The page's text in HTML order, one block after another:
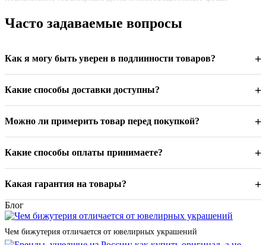
любого случая. Каждое изделие в нашем каталоге — это
оригинальная продукция с официальной гарантией
Швейцарские часы — эталон точности
В нашем каталоге представлены швейцарские бренды с
вековой историей: Aerowatch ,Philip Watch, Marvin, Auguste
Reymond, ,Victorinox и Wenger. От классических моделей с
автоматическими механизмами до инновационных
хронографов — каждые швейцарские часы проходят
сертификацию и поставляются напрямую от производителей.
Мы предлагаем как доступные модели для первого знакомства
со швейцарским качеством, так и эксклюзивные
лимитированные серии для коллекционеров.
Итальянские украшения и часы — искусство
стиля
Часто задаваемые вопросы
Как я могу быть уверен в подлинности товаров? +
Какие способы доставки доступны? +
Можно ли примерить товар перед покупкой? +
Какие способы оплаты принимаете? +
Какая гарантия на товары? +
Блог
Чем бижутерия отличается от ювелирных украшений